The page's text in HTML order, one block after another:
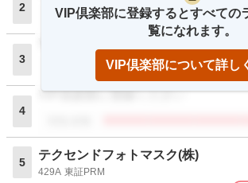
2
閲覧者数
3
4
VIP倶楽部に登録ください
5
テクセンドフォトマスク(株)
429A 東証PRM
VIP倶楽部に登録するとすべての
覧になれます。
VIP倶楽部について詳し